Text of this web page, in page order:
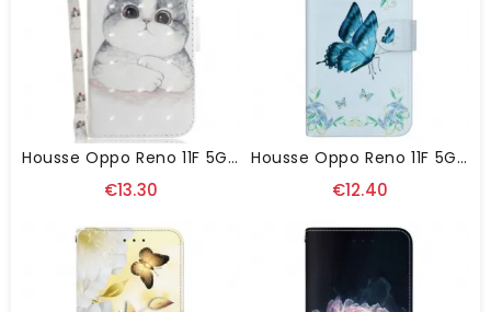
Housse Oppo Reno 11F 5G Chat Mignon À Lanière
€13.30
Housse Oppo Reno 11F 5G Papillons Et Fleurs Bleus
€12.40